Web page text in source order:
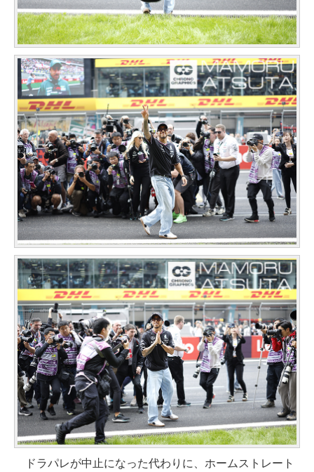
ドラパレが中止になった代わりに、ホームストレート